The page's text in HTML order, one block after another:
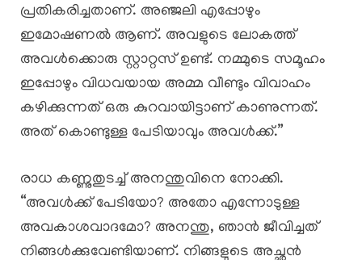
പ്രതികരിച്ചതാണ്. അഞ്ജലി എപ്പോഴും
ഇമോഷണൽ ആണ്. അവളുടെ ലോകത്ത്
അവൾക്കൊരു സ്റ്റാറ്റസ് ഉണ്ട്. നമ്മുടെ സമൂഹം
ഇപ്പോഴും വിധവയായ അമ്മ വീണ്ടും വിവാഹം
കഴിക്കുന്നത് ഒരു കുറവായിട്ടാണ് കാണുന്നത്.
അത് കൊണ്ടുള്ള പേടിയാവും അവൾക്ക്.”
രാധ കണ്ണുതുടച്ച് അനന്തുവിനെ നോക്കി.
“അവൾക്ക് പേടിയോ? അതോ എന്നോടുള്ള
അവകാശവാദമോ? അനന്തു, ഞാൻ ജീവിച്ചത്
നിങ്ങൾക്കുവേണ്ടിയാണ്. നിങ്ങളുടെ അച്ഛൻ